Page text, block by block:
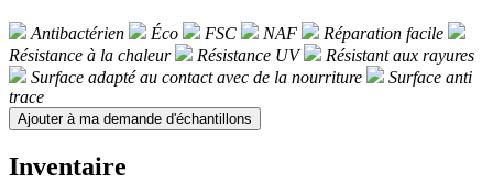
Antibactérien Éco FSC NAF
Réparation facile
Résistance à la chaleur
Résistance UV
Résistant aux rayures
Surface adapté au contact avec de la nourriture
Surface anti
trace
Ajouter à ma demande d'échantillons
Inventaire